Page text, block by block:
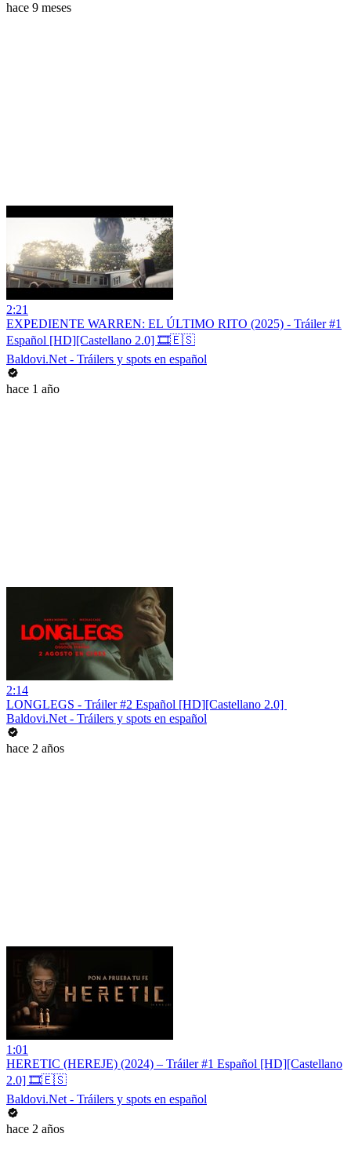
hace 9 meses
2:21
EXPEDIENTE WARREN: EL ÚLTIMO RITO (2025) - Tráiler #1
Español [HD][Castellano 2.0] 🎞️🇪🇸
Baldovi.Net - Tráilers y spots en español
hace 1 año
2:14
LONGLEGS - Tráiler #2 Español [HD][Castellano 2.0] ️
Baldovi.Net - Tráilers y spots en español
hace 2 años
1:01
HERETIC (HEREJE) (2024) – Tráiler #1 Español [HD][Castellano
2.0] 🎞️🇪🇸
Baldovi.Net - Tráilers y spots en español
hace 2 años